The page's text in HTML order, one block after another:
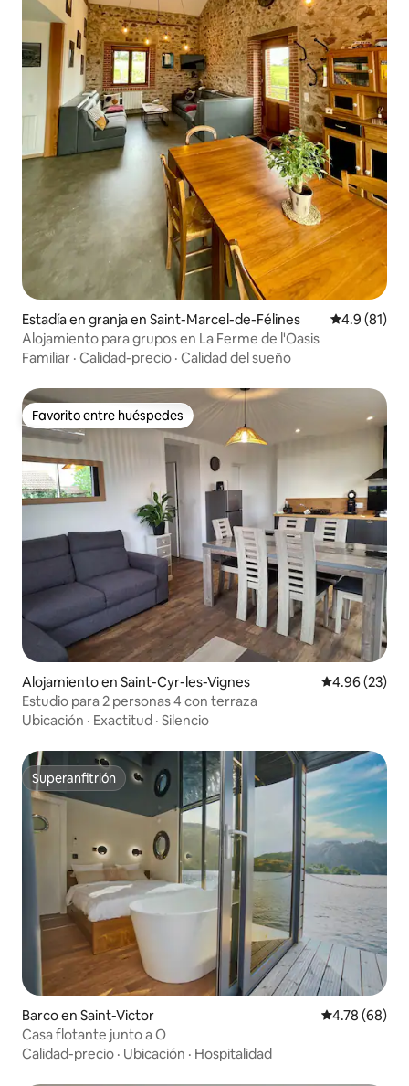
Estadía en granja en Saint-Marcel-de-Félines Calificación
4.9 (81)
Alojamiento para grupos en La Ferme de l'Oasis
Familiar · Calidad-precio · Calidad del sueño
Favorito entre huéspedes
Favorito entre huéspedes
Alojamiento en Saint-Cyr-les-Vignes Calificación
4.96 (23)
Estudio para 2 personas 4 con terraza
Ubicación · Exactitud · Silencio
Superanfitrión
Superanfitrión
Barco en Saint-Victor Calificación
4.78 (68)
Casa flotante junto a O
Calidad-precio · Ubicación · Hospitalidad